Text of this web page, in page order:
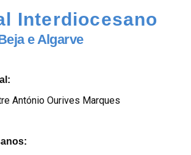
Interdiocesano
e Algarve
António Ourives Marques